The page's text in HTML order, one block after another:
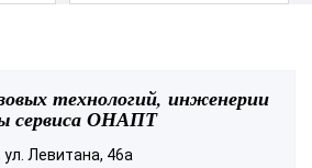
технологий, инженерии
сервиса ОНАПТ
ул. Левитана, 46а